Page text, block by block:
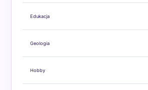
Edukacja
Geologia
Hobby